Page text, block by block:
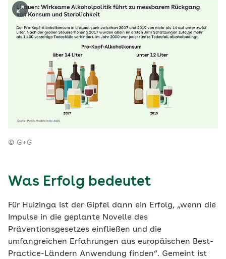
© G+G
Was Erfolg bedeutet
Für Huizinga ist der Gipfel dann ein Erfolg, „wenn die
Impulse in die geplante Novelle des
Präventionsgesetzes einfließen und die
umfangreichen Erfahrungen aus europäischen Best-
Practice-Ländern Anwendung finden“. Gemeint ist